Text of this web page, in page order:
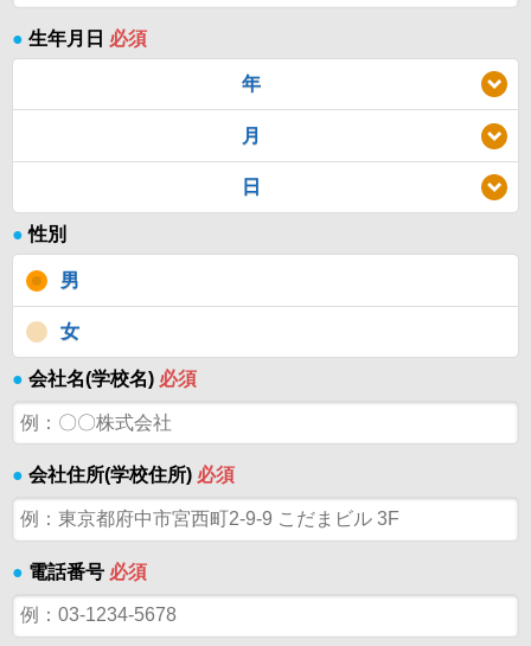
● 生年月日 必須
年
月
日
● 性別
男
女
● 会社名(学校名) 必須
● 会社住所(学校住所) 必須
● 電話番号 必須